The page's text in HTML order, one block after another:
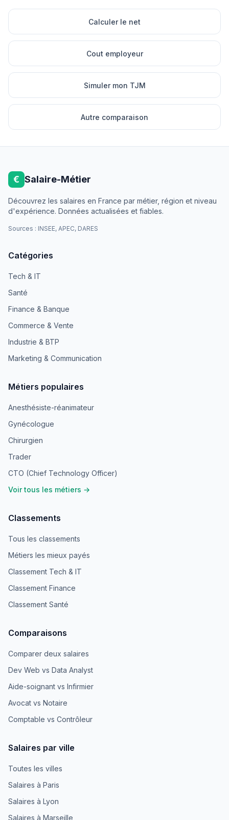
Calculer le net
Cout employeur
Simuler mon TJM
Autre comparaison
€ Salaire-Métier
Découvrez les salaires en France par métier, région et niveau
d'expérience. Données actualisées et fiables.
Sources : INSEE, APEC, DARES
Catégories
Tech & IT
Santé
Finance & Banque
Commerce & Vente
Industrie & BTP
Marketing & Communication
Métiers populaires
Anesthésiste-réanimateur
Gynécologue
Chirurgien
Trader
CTO (Chief Technology Officer)
Voir tous les métiers →
Classements
Tous les classements
Métiers les mieux payés
Classement Tech & IT
Classement Finance
Classement Santé
Comparaisons
Comparer deux salaires
Dev Web vs Data Analyst
Aide-soignant vs Infirmier
Avocat vs Notaire
Comptable vs Contrôleur
Salaires par ville
Toutes les villes
Salaires à Paris
Salaires à Lyon
Salaires à Marseille